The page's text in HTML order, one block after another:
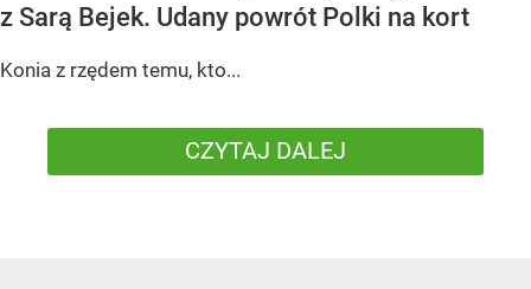
z Sarą Bejek. Udany powrót Polki na kort
Konia z rzędem temu, kto...
CZYTAJ DALEJ